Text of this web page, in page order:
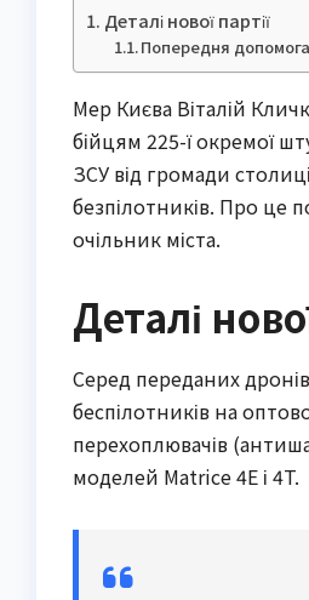
Деталі нової партії
Попередня
Мер Києва Віталій
бійцям 225-ї окремої
ЗСУ від громади
безпілотників. Про це
очільник міста.
Деталі
Серед переданих
беспілотників на
перехоплювачів
моделей Matrice 4E і 4T.